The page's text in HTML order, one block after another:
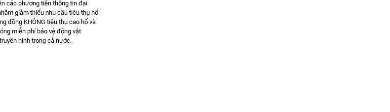
các phương tiện thông tin đại
giảm thiểu nhu cầu tiêu thụ hổ
đồng KHÔNG tiêu thụ cao hổ và
miễn phí bảo vệ động vật
hình trong cả nước.